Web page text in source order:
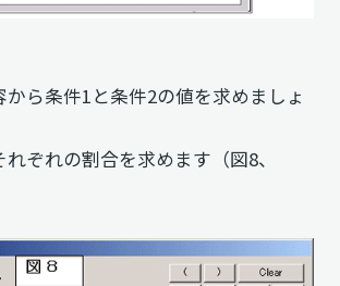
ら条件1と条件2の値を求めましょ
ぞれの割合を求めます（図8、